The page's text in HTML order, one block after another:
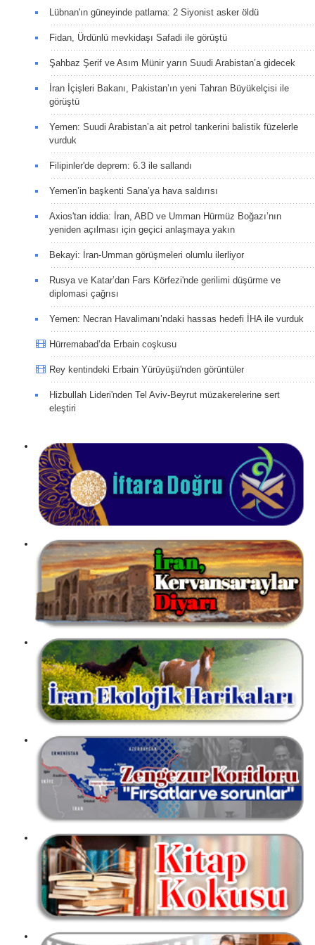
Lübnan'ın güneyinde patlama: 2 Siyonist asker öldü
Fidan, Ürdünlü mevkidaşı Safadi ile görüştü
Şahbaz Şerif ve Asım Münir yarın Suudi Arabistan’a gidecek
İran İçişleri Bakanı, Pakistan’ın yeni Tahran Büyükelçisi ile
görüştü
Yemen: Suudi Arabistan’a ait petrol tankerini balistik füzelerle
vurduk
Filipinler'de deprem: 6.3 ile sallandı
Yemen’in başkenti Sana’ya hava saldırısı
Axios'tan iddia: İran, ABD ve Umman Hürmüz Boğazı’nın
yeniden açılması için geçici anlaşmaya yakın
Bekayi: İran-Umman görüşmeleri olumlu ilerliyor
Rusya ve Katar’dan Fars Körfezi'nde gerilimi düşürme ve
diplomasi çağrısı
Yemen: Necran Havalimanı’ndaki hassas hedefi İHA ile vurduk
Hürremabad’da Erbain coşkusu
Rey kentindeki Erbain Yürüyüşü'nden görüntüler
Hizbullah Lideri'nden Tel Aviv-Beyrut müzakerelerine sert
eleştiri